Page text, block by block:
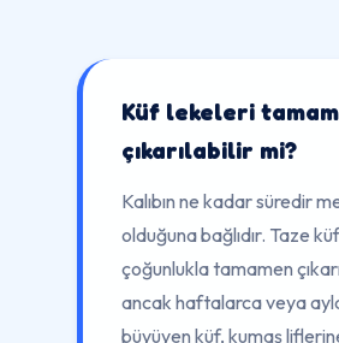
Küf lekeleri
çıkarılabilir mi?
Kalıbın ne kadar süredir
olduğuna bağlıdır. Taze
çoğunlukla tamamen
ancak haftalarca veya
büyüyen küf, kumaş